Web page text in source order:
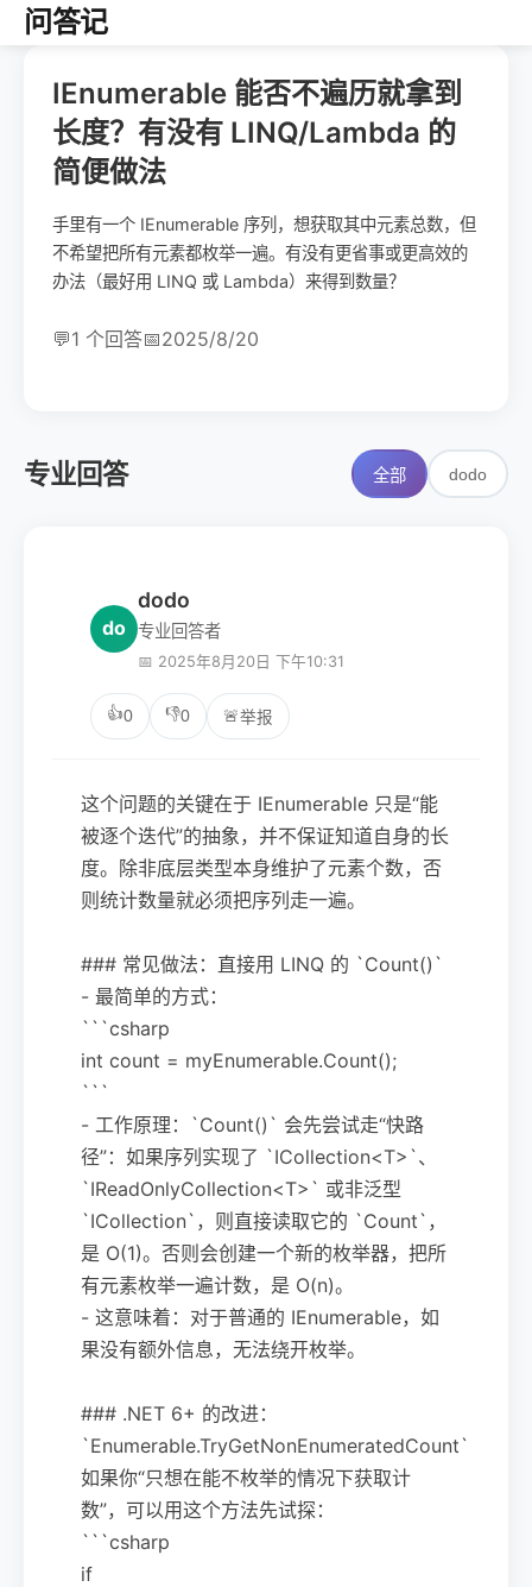
问答记
IEnumerable 能否不遍历就拿到
长度？有没有 LINQ/Lambda 的
简便做法
手里有一个 IEnumerable 序列，想获取其中元素总数，但
不希望把所有元素都枚举一遍。有没有更省事或更高效的
办法（最好用 LINQ 或 Lambda）来得到数量？
💬1 个回答📅2025/8/20
专业回答 全部 dodo
do
dodo
专业回答者
📅 2025年8月20日 下午10:31
👍0 👎0 🚨举报
这个问题的关键在于 IEnumerable 只是“能
被逐个迭代”的抽象，并不保证知道自身的长
度。除非底层类型本身维护了元素个数，否
则统计数量就必须把序列走一遍。
### 常见做法：直接用 LINQ 的 `Count()`
- 最简单的方式：
```csharp
int count = myEnumerable.Count();
```
- 工作原理：`Count()` 会先尝试走“快路
径”：如果序列实现了 `ICollection<T>`、
`IReadOnlyCollection<T>` 或非泛型
`ICollection`，则直接读取它的 `Count`，
是 O(1)。否则会创建一个新的枚举器，把所
有元素枚举一遍计数，是 O(n)。
- 这意味着：对于普通的 IEnumerable，如
果没有额外信息，无法绕开枚举。
### .NET 6+ 的改进：
`Enumerable.TryGetNonEnumeratedCount`
如果你“只想在能不枚举的情况下获取计
数”，可以用这个方法先试探：
```csharp
if